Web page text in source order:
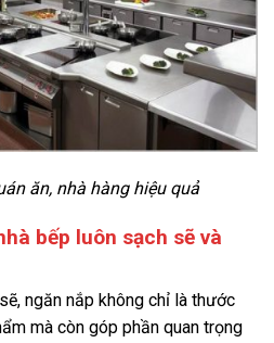
ăn, nhà hàng hiệu quả
bếp luôn sạch sẽ và
ngăn nắp không chỉ là thước
mà còn góp phần quan trọng